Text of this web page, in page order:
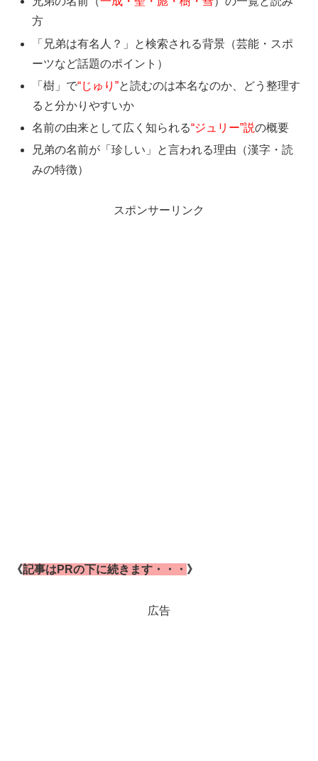
方
「兄弟は有名人？」と検索される背景（芸能・スポ
ーツなど話題のポイント）
「樹」で“じゅり”と読むのは本名なのか、どう整理す
ると分かりやすいか
名前の由来として広く知られる“ジュリー”説の概要
兄弟の名前が「珍しい」と言われる理由（漢字・読
みの特徴）
スポンサーリンク
《記事はPRの下に続きます・・・ 》
広告